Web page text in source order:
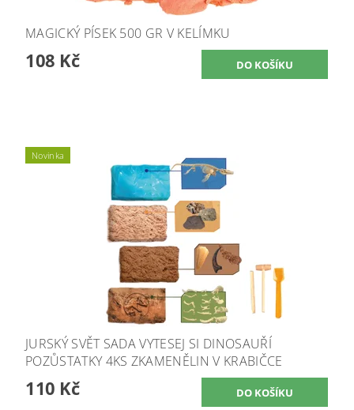
MAGICKÝ PÍSEK 500 GR V KELÍMKU
108 Kč
Novinka
JURSKÝ SVĚT SADA VYTESEJ SI DINOSAUŘÍ
POZŮSTATKY 4KS ZKAMENĚLIN V KRABIČCE
110 Kč